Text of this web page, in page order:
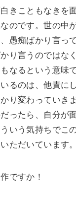
白きこともなきを
のです。世の中
愚痴ばかり言っ
り言うのではな
なるという意味
るのは、他責に
り変わっていき
ったら、自分が
いう気持ちでこ
ただいています。
ですか！